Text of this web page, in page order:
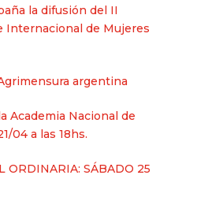
la difusión del II
Internacional de Mujeres
argentina
Academia Nacional de
04 a las 18hs.
ORDINARIA: SÁBADO 25